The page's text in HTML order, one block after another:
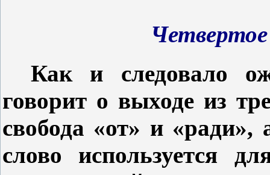
Как и следовало
говорит о выходе из
свобода «от» и «ради»,
слово используется